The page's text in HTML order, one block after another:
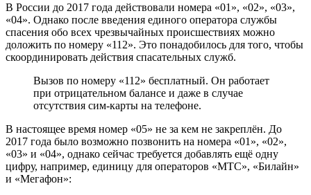
В России до 2017 года действовали номера «01», «02», «03»,
«04». Однако после введения единого оператора службы
спасения обо всех чрезвычайных происшествиях можно
доложить по номеру «112». Это понадобилось для того, чтобы
скоординировать действия спасательных служб.
Вызов по номеру «112» бесплатный. Он работает
при отрицательном балансе и даже в случае
отсутствия сим-карты на телефоне.
В настоящее время номер «05» не за кем не закреплён. До
2017 года было возможно позвонить на номера «01», «02»,
«03» и «04», однако сейчас требуется добавлять ещё одну
цифру, например, единицу для операторов «МТС», «Билайн»
и «Мегафон»: